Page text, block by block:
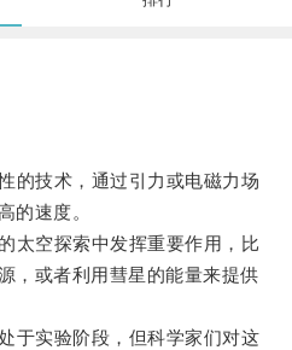
技术，通过引力或电磁力场
的速度。
空探索中发挥重要作用，比
，或者利用彗星的能量来提供
实验阶段，但科学家们对这